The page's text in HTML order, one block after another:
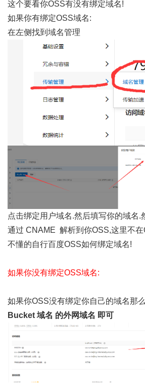
这个要看你OSS有没有绑定域名!
如果你有绑定OSS域名:
在左侧找到域名管理
点击绑定用户域名.然后填写你的域名.
通过 CNAME 解析到你OSS,这里不
不懂的自行百度OSS如何绑定域名!
如果你没有绑定OSS域名:
如果你OSS没有绑定你自己的域名那
Bucket 域名 的外网域名 即可